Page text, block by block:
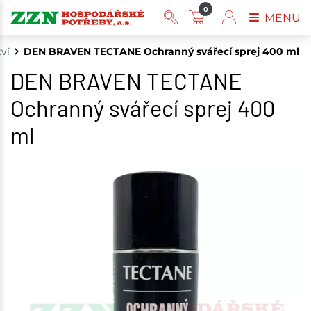
DEN BRAVEN TECTANE Ochranný svářecí sprej 400 ml
DEN BRAVEN TECTANE
Ochranný svářecí sprej 400
ml
0
MENU